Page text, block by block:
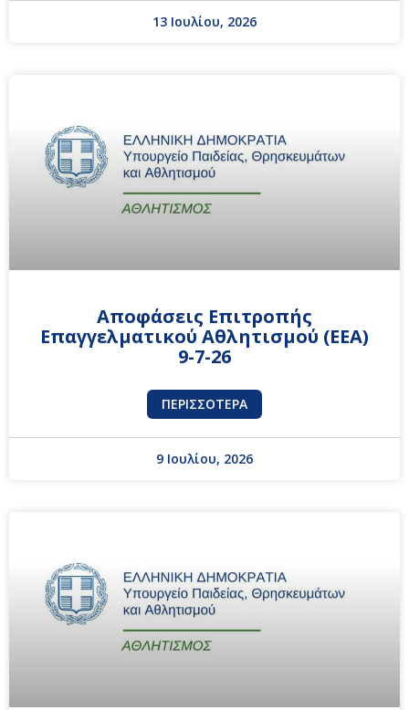
13 Ιουλίου, 2026
Αποφάσεις Επιτροπής
Επαγγελματικού Αθλητισμού (ΕΕΑ)
9-7-26
ΠΕΡΙΣΣΌΤΕΡΑ
9 Ιουλίου, 2026